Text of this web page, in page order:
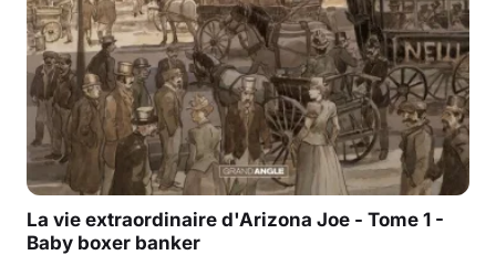
La vie extraordinaire d'Arizona Joe - Tome 1 -
Baby boxer banker